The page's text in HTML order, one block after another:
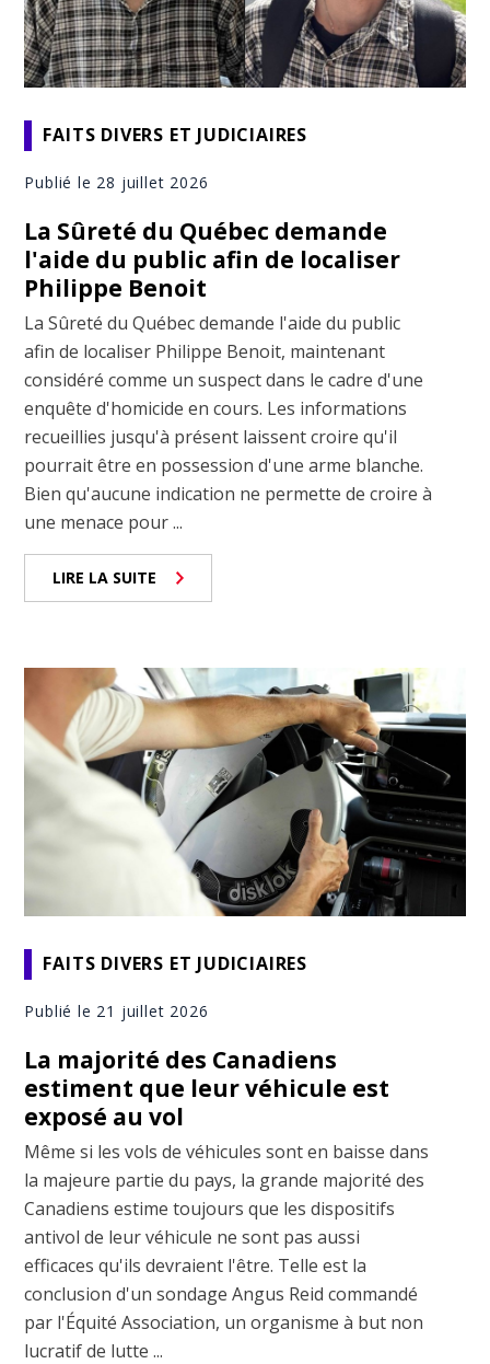
FAITS DIVERS ET JUDICIAIRES
Publié le 28 juillet 2026
La Sûreté du Québec demande
l'aide du public afin de localiser
Philippe Benoit
La Sûreté du Québec demande l'aide du public
afin de localiser Philippe Benoit, maintenant
considéré comme un suspect dans le cadre d'une
enquête d'homicide en cours. Les informations
recueillies jusqu'à présent laissent croire qu'il
pourrait être en possession d'une arme blanche.
Bien qu'aucune indication ne permette de croire à
une menace pour ...
LIRE LA SUITE
FAITS DIVERS ET JUDICIAIRES
Publié le 21 juillet 2026
La majorité des Canadiens
estiment que leur véhicule est
exposé au vol
Même si les vols de véhicules sont en baisse dans
la majeure partie du pays, la grande majorité des
Canadiens estime toujours que les dispositifs
antivol de leur véhicule ne sont pas aussi
efficaces qu'ils devraient l'être. Telle est la
conclusion d'un sondage Angus Reid commandé
par l'Équité Association, un organisme à but non
lucratif de lutte ...